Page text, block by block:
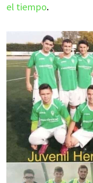
el tiempo.